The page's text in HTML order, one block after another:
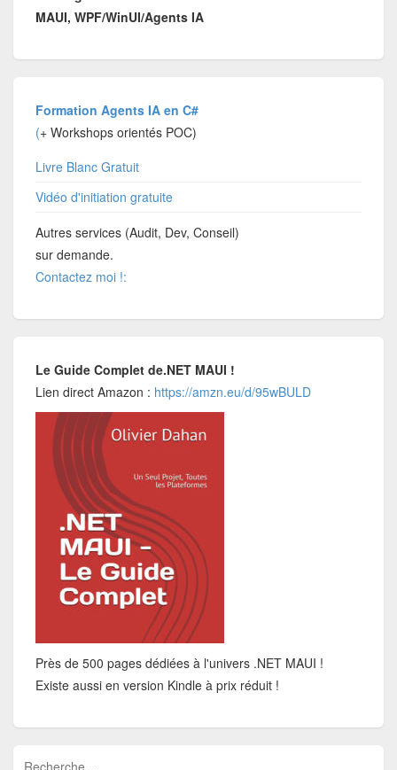
MAUI, WPF/WinUI/Agents IA
Formation Agents IA en C#
(+ Workshops orientés POC)
Livre Blanc Gratuit
Vidéo d'initiation gratuite
Autres services (Audit, Dev, Conseil)
sur demande.
Contactez moi !:
Le Guide Complet de.NET MAUI !
Lien direct Amazon : https://amzn.eu/d/95wBULD
Près de 500 pages dédiées à l'univers .NET MAUI !
Existe aussi en version Kindle à prix réduit !